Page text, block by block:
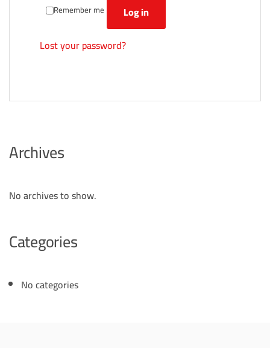
Remember me
Log in
Lost your password?
Archives
No archives to show.
Categories
No categories